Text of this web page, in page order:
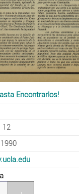
Encontrarlos!
12
1990